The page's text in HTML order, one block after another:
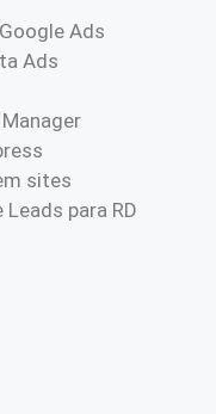
Ads
Ads
sites
para RD